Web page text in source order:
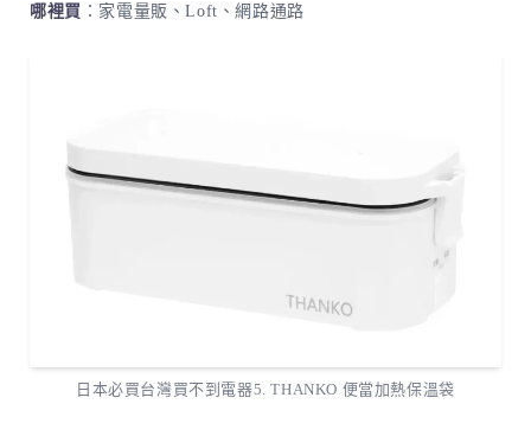
哪裡買 ：家電量販、Loft、網路通路
日本必買台灣買不到電器5. THANKO 便當加熱保溫袋